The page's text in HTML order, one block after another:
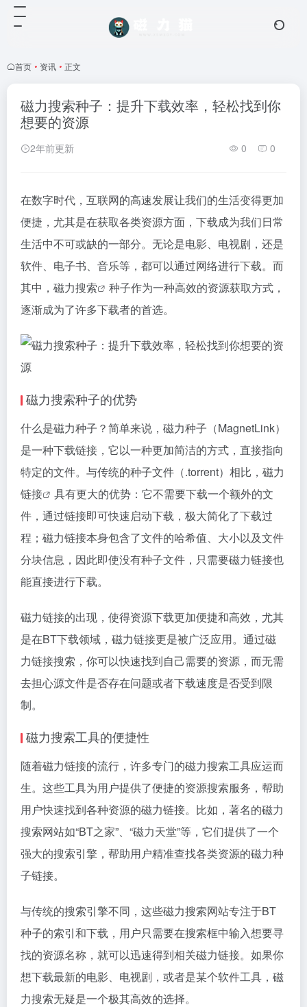
首页 • 资讯 • 正文
磁力搜索种子：提升下载效率，轻松找到你
想要的资源
2年前更新 0 0
在数字时代，互联网的高速发展让我们的生活变得更加
便捷，尤其是在获取各类资源方面，下载成为我们日常
生活中不可或缺的一部分。无论是电影、电视剧，还是
软件、电子书、音乐等，都可以通过网络进行下载。而
其中， 磁力搜索
种子作为一种高效的资源获取方式，
逐渐成为了许多下载者的首选。
磁力搜索种子的优势
什么是磁力种子？简单来说，磁力种子（MagnetLink）
是一种下载链接，它以一种更加简洁的方式，直接指向
特定的文件。与传统的种子文件（.torrent）相比， 磁力
链接
具有更大的优势：它不需要下载一个额外的文
件，通过链接即可快速启动下载，极大简化了下载过
程； 磁力链接本身包含了文件的哈希值、大小以及文件
分块信息，因此即使没有种子文件，只需要磁力链接也
能直接进行下载。
磁力链接的出现，使得资源下载更加便捷和高效，尤其
是在BT下载领域，磁力链接更是被广泛应用。通过磁
力链接搜索，你可以快速找到自己需要的资源，而无需
去担心源文件是否存在问题或者下载速度是否受到限
制。
磁力搜索工具的便捷性
随着磁力链接的流行，许多专门的磁力搜索工具应运而
生。这些工具为用户提供了便捷的资源搜索服务，帮助
用户快速找到各种资源的磁力链接。比如，著名的磁力
搜索网站如“BT之家”、“磁力天堂”等，它们提供了一个
强大的搜索引擎，帮助用户精准查找各类资源的磁力种
子链接。
与传统的搜索引擎不同，这些磁力搜索网站专注于BT
种子的索引和下载，用户只需要在搜索框中输入想要寻
找的资源名称，就可以迅速得到相关磁力链接。如果你
想下载最新的电影、电视剧，或者是某个软件工具，磁
力搜索无疑是一个极其高效的选择。